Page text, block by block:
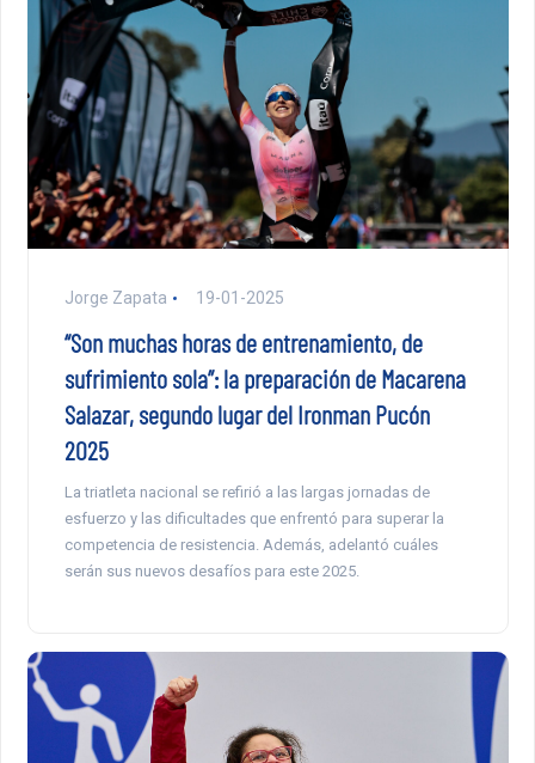
Jorge Zapata 19-01-2025
“Son muchas horas de entrenamiento, de
sufrimiento sola”: la preparación de Macarena
Salazar, segundo lugar del Ironman Pucón
2025
La triatleta nacional se refirió a las largas jornadas de
esfuerzo y las dificultades que enfrentó para superar la
competencia de resistencia. Además, adelantó cuáles
serán sus nuevos desafíos para este 2025.